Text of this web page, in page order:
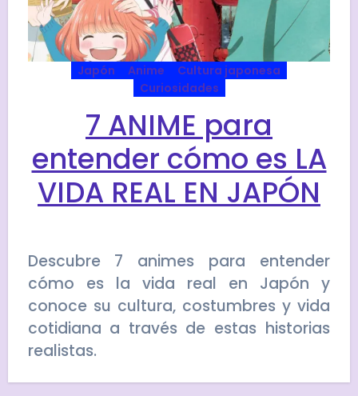
Japón Anime
Cultura japonesa
Curiosidades
7 ANIME para
entender cómo es LA
VIDA REAL EN JAPÓN
Descubre 7 animes para entender
cómo es la vida real en Japón y
conoce su cultura, costumbres y vida
cotidiana a través de estas historias
realistas.